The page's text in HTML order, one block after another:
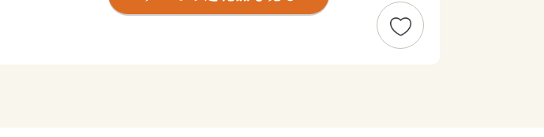
さと納税」という名のもと、本町を応援してくださる方々を募って